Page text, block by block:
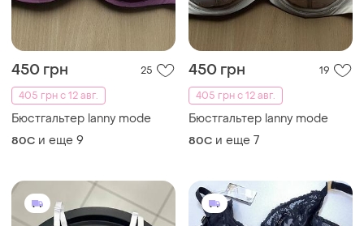
519 грн
Lanny mode
Бюстгальтер lanny mode
12166
80C и еще 13
540 грн
Lanny mode
Бюстгальтер lanny mode
1105
90C и еще 6
ТОП объявлений